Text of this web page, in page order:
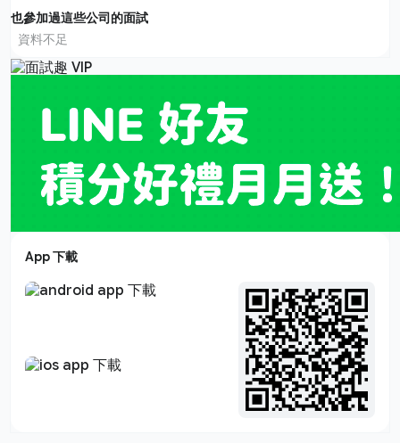
也參加過這些公司的面試
資料不足
App 下載